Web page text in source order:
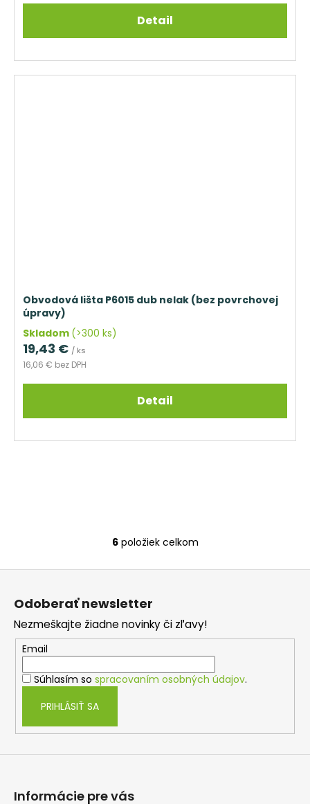
Detail
Obvodová lišta P6015 dub nelak (bez povrchovej
úpravy)
Skladom (>300 ks)
16,06 € bez DPH
19,43 € / ks
Detail
O
v
a
c
i
e
p
k
6položiek celkom
Z
Odoberať newsletter
Nezmeškajte žiadne novinky či zľavy!
Email
Súhlasím so spracovaním osobných údajov.
PRIHLÁSIŤ SA
Informácie pre vás